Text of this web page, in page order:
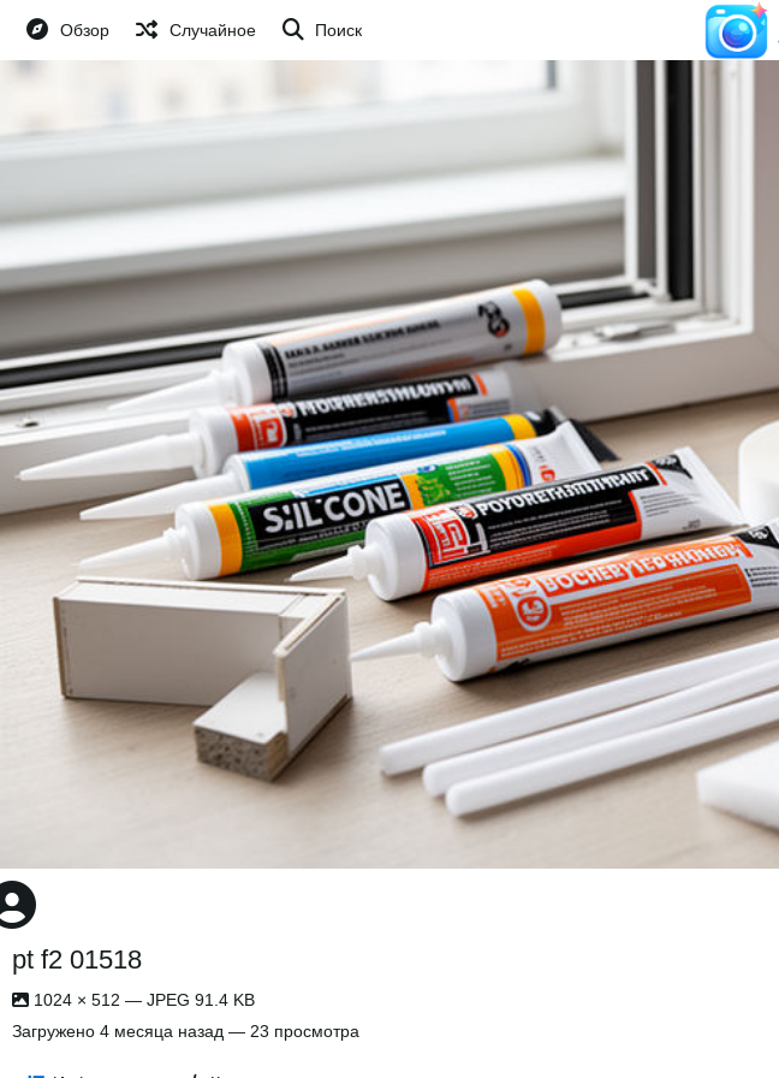
Обзор Случайное Поиск
pt f2 01518
1024 × 512 — JPEG 91.4 KB
Загружено 4 месяца назад — 23 просмотра